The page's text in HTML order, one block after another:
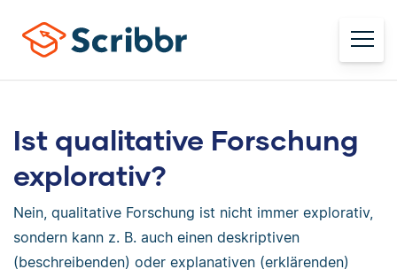
Ist qualitative Forschung
explorativ?
Nein, qualitative Forschung ist nicht immer explorativ,
sondern kann z. B. auch einen deskriptiven
(beschreibenden) oder explanativen (erklärenden)